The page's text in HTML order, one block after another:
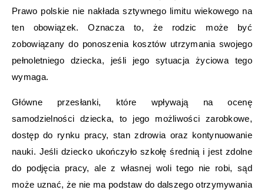
Prawo polskie nie nakłada sztywnego limitu wiekowego na
ten obowiązek. Oznacza to, że rodzic może być
zobowiązany do ponoszenia kosztów utrzymania swojego
pełnoletniego dziecka, jeśli jego sytuacja życiowa tego
wymaga.
Główne przesłanki, które wpływają na ocenę
samodzielności dziecka, to jego możliwości zarobkowe,
dostęp do rynku pracy, stan zdrowia oraz kontynuowanie
nauki. Jeśli dziecko ukończyło szkołę średnią i jest zdolne
do podjęcia pracy, ale z własnej woli tego nie robi, sąd
może uznać, że nie ma podstaw do dalszego otrzymywania